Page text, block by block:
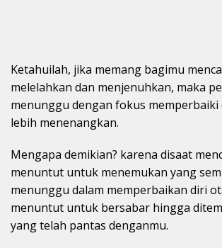
Ketahuilah, jika memang bagimu
melelahkan dan menjenuhkan, maka
menunggu dengan fokus
lebih menenangkan.
Mengapa demikian? karena disaat
menuntut untuk menemukan yang
menunggu dalam memperbaikan diri
menuntut untuk bersabar hingga
yang telah pantas denganmu.